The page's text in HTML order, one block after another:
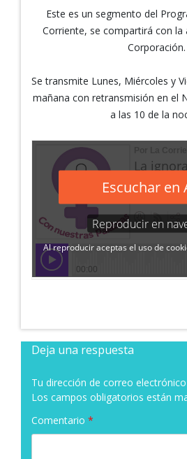
Este es un segmento del
Corriente, se compartirá con la
Corporación.
Se transmite Lunes, Miércoles y
mañana con retransmisión en el
a las 10 de la
Deja una respuesta
Tu dirección de correo
Los campos obligatorios están
Comentario *